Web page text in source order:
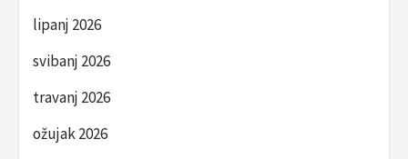
lipanj 2026
svibanj 2026
travanj 2026
ožujak 2026